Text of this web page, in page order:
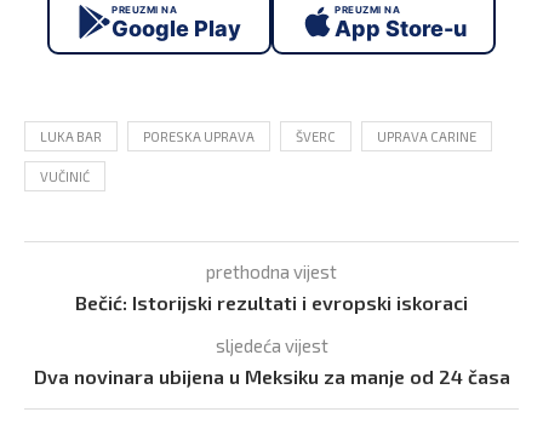
PREUZMI NA
Google Play
PREUZMI NA
App Store-u
LUKA BAR PORESKA UPRAVA ŠVERC UPRAVA CARINE
VUČINIĆ
prethodna vijest
Bečić: Istorijski rezultati i evropski iskoraci
sljedeća vijest
Dva novinara ubijena u Meksiku za manje od 24 časa